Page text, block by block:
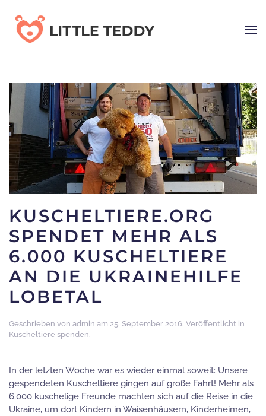
Skip
to
KUSCHELTIERE.ORG
SPENDET MEHR ALS
6.000 KUSCHELTIERE
AN DIE UKRAINEHILFE
LOBETAL
Geschrieben von admin am 25. September 2016. Veröffentlicht in
Kuscheltiere spenden.
In der letzten Woche war es wieder einmal soweit: Unsere
gespendeten Kuscheltiere gingen auf große Fahrt! Mehr als
6.000 kuschelige Freunde machten sich auf die Reise in die
Ukraine, um dort Kindern in Waisenhäusern, Kinderheimen,